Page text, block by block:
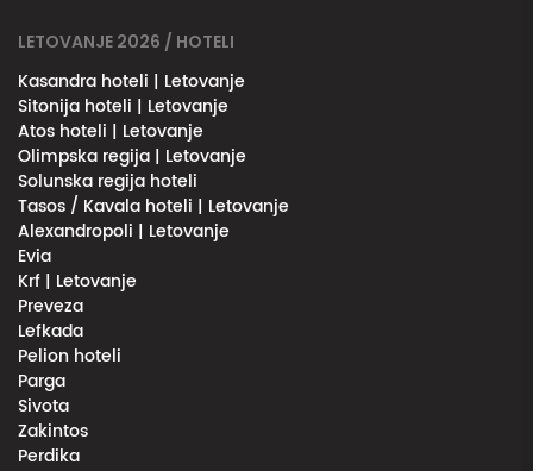
LETOVANJE 2026 / HOTELI
Kasandra hoteli | Letovanje
Sitonija hoteli | Letovanje
Atos hoteli | Letovanje
Olimpska regija | Letovanje
Solunska regija hoteli
Tasos / Kavala hoteli | Letovanje
Alexandropoli | Letovanje
Evia
Krf | Letovanje
Preveza
Lefkada
Pelion hoteli
Parga
Sivota
Zakintos
Perdika